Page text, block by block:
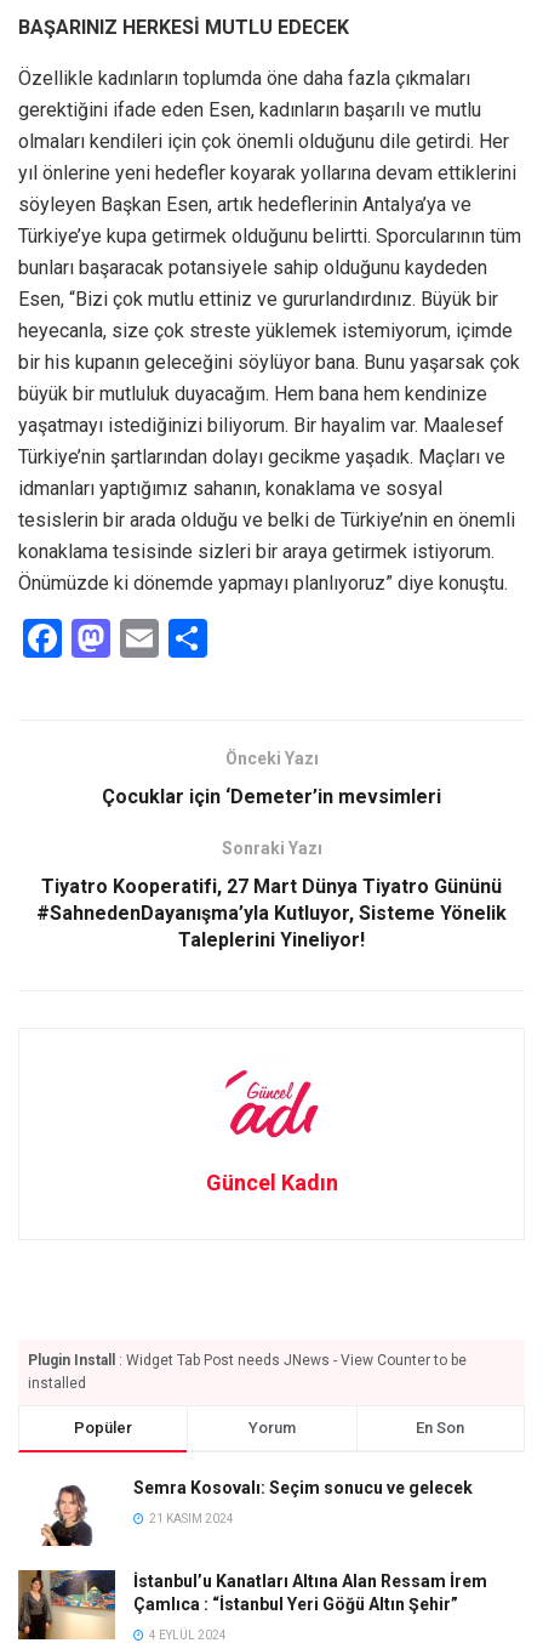
BAŞARINIZ HERKESİ MUTLU EDECEK
Özellikle kadınların toplumda öne daha fazla çıkmaları
gerektiğini ifade eden Esen, kadınların başarılı ve mutlu
olmaları kendileri için çok önemli olduğunu dile getirdi. Her
yıl önlerine yeni hedefler koyarak yollarına devam ettiklerini
söyleyen Başkan Esen, artık hedeflerinin Antalya’ya ve
Türkiye’ye kupa getirmek olduğunu belirtti. Sporcularının tüm
bunları başaracak potansiyele sahip olduğunu kaydeden
Esen, “Bizi çok mutlu ettiniz ve gururlandırdınız. Büyük bir
heyecanla, size çok streste yüklemek istemiyorum, içimde
bir his kupanın geleceğini söylüyor bana. Bunu yaşarsak çok
büyük bir mutluluk duyacağım. Hem bana hem kendinize
yaşatmayı istediğinizi biliyorum. Bir hayalim var. Maalesef
Türkiye’nin şartlarından dolayı gecikme yaşadık. Maçları ve
idmanları yaptığımız sahanın, konaklama ve sosyal
tesislerin bir arada olduğu ve belki de Türkiye’nin en önemli
konaklama tesisinde sizleri bir araya getirmek istiyorum.
Önümüzde ki dönemde yapmayı planlıyoruz” diye konuştu.
F
k
M
d
n
E
Önceki Yazı
Çocuklar için ‘Demeter’in mevsimleri
Sonraki Yazı
Tiyatro Kooperatifi, 27 Mart Dünya Tiyatro Gününü
#SahnedenDayanışma’yla Kutluyor, Sisteme Yönelik
Taleplerini Yineliyor!
Güncel Kadın
Plugin Install
: Widget Tab Post needs JNews - View Counter to be
installed
Popüler Yorum En Son
Semra Kosovalı: Seçim sonucu ve gelecek
21 KASIM 2024
İstanbul’u Kanatları Altına Alan Ressam İrem
Çamlıca : “İstanbul Yeri Göğü Altın Şehir”
4 EYLÜL 2024